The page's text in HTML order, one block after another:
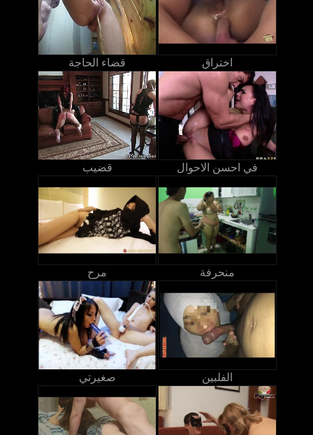
قضاء الحاجة اختراق
قضيب في احسن الاحوال
مرح منحرفة
صغيرتي الفلبين